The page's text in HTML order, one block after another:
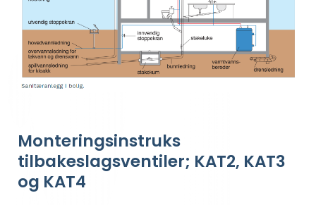
Monteringsinstruks
tilbakeslagsventiler; KAT2, KAT3
og KAT4